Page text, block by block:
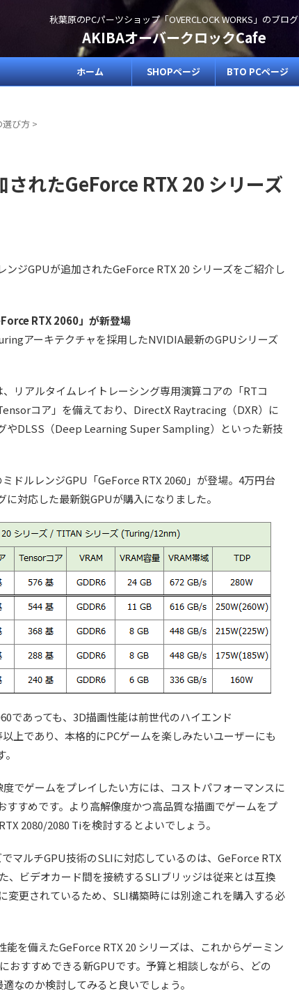
秋葉原のPCパーツショップ「OVERCLOCK WORKS」のブログ
AKIBAオーバークロックCafe
ホーム SHOPページ BTO PCページ
選び方 >
れたGeForce RTX 20 シリーズ
ジGPUが追加されたGeForce RTX 20 シリーズをご紹介し
RTX 2060」が新登場
アーキテクチャを採用したNVIDIA最新のGPUシリーズ
リアルタイムレイトレーシング専用演算コアの「RTコ
コア」を備えており、DirectX Raytracing（DXR）に
やDLSS（Deep Learning Super Sampling）といった新技
ドルレンジGPU「GeForce RTX 2060」が登場。4万円台
対応した最新鋭GPUが購入になりました。
であっても、3D描画性能は前世代のハイエンド
上であり、本格的にPCゲームを楽しみたいユーザーにも
でゲームをプレイしたい方には、コストパフォーマンスに
すすめです。より高解像度かつ高品質な描画でゲームをプ
2080/2080 Tiを検討するとよいでしょう。
マルチGPU技術のSLIに対応しているのは、GeForce RTX
、ビデオカード間を接続するSLIブリッジは従来とは互換
変更されているため、SLI構築時には別途これを購入する必
を備えたGeForce RTX 20 シリーズは、これからゲーミン
おすすめできる新GPUです。予算と相談しながら、どの
なのか検討してみると良いでしょう。